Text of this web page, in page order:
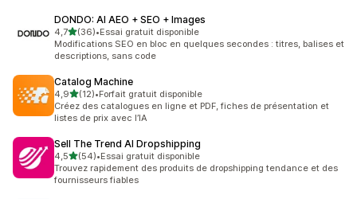
DONDO: AI AEO + SEO + Images
4,7étoile(s) sur 5
(36)
36 avis au total
•Essai gratuit disponible
Modifications SEO en bloc en quelques secondes : titres, balises et
descriptions, sans code
Catalog Machine
4,9étoile(s) sur 5
(12)
12 avis au total
•Forfait gratuit disponible
Créez des catalogues en ligne et PDF, fiches de présentation et
listes de prix avec l’IA
Sell The Trend AI Dropshipping
4,5étoile(s) sur 5
(54)
54 avis au total
•Essai gratuit disponible
Trouvez rapidement des produits de dropshipping tendance et des
fournisseurs fiables